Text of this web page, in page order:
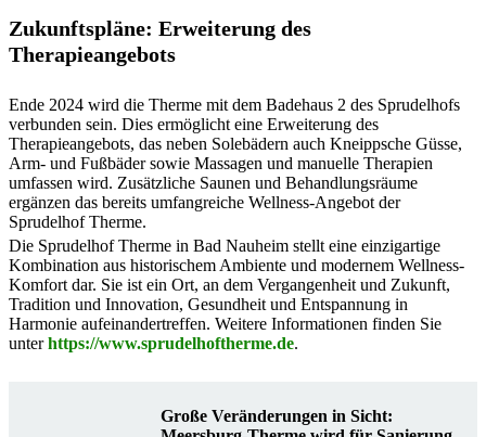
Zukunftspläne: Erweiterung des
Therapieangebots
Ende 2024 wird die Therme mit dem Badehaus 2 des Sprudelhofs
verbunden sein. Dies ermöglicht eine Erweiterung des
Therapieangebots, das neben Solebädern auch Kneippsche Güsse,
Arm- und Fußbäder sowie Massagen und manuelle Therapien
umfassen wird. Zusätzliche Saunen und Behandlungsräume
ergänzen das bereits umfangreiche Wellness-Angebot der
Sprudelhof Therme.
Die Sprudelhof Therme in Bad Nauheim stellt eine einzigartige
Kombination aus historischem Ambiente und modernem Wellness-
Komfort dar. Sie ist ein Ort, an dem Vergangenheit und Zukunft,
Tradition und Innovation, Gesundheit und Entspannung in
Harmonie aufeinandertreffen. Weitere Informationen finden Sie
unterhttps://www.sprudelhoftherme.de.
Große Veränderungen in Sicht: